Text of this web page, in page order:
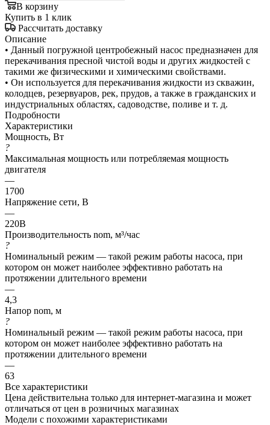
В корзину
Купить в 1 клик
Рассчитать доставку
Описание
• Данный погружной центробежный насос предназначен для
перекачивания пресной чистой воды и других жидкостей с
такими же физическими и химическими свойствами.
• Он используется для перекачивания жидкости из скважин,
колодцев, резервуаров, рек, прудов, а также в гражданских и
индустриальных областях, садоводстве, поливе и т. д.
Подробности
Характеристики
Мощность, Вт
?
Максимальная мощность или потребляемая мощность
двигателя
—
1700
Напряжение сети, В
—
220В
Производительность nom, м³/час
?
Номинальный режим — такой режим работы насоса, при
котором он может наиболее эффективно работать на
протяжении длительного времени
—
4,3
Напор nom, м
?
Номинальный режим — такой режим работы насоса, при
котором он может наиболее эффективно работать на
протяжении длительного времени
—
63
Все характеристики
Цена действительна только для интернет-магазина и может
отличаться от цен в розничных магазинах
Модели с похожими характеристиками